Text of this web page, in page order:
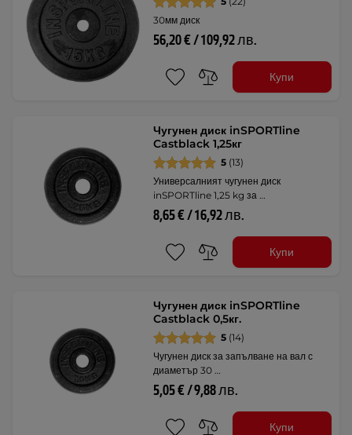
30мм диск
56,20 € / 109,92 лв.
Купи
Чугунен диск inSPORTline
Castblack 1,25кг
5 (13)
Универсалният чугунен диск
inSPORTline 1,25 kg за …
8,65 € / 16,92 лв.
Купи
Чугунен диск inSPORTline
Castblack 0,5кг.
5 (14)
Чугунен диск за запълване на вал с
диаметър 30 …
5,05 € / 9,88 лв.
Купи